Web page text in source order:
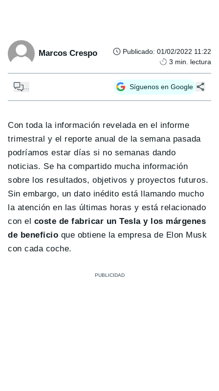
Marcos Crespo Publicado: 01/02/2022 11:22
3 min. lectura
Síguenos en Google
Con toda la información revelada en el informe
trimestral y el reporte anual de la semana pasada
podríamos estar días si no semanas dando
noticias. Se ha compartido mucha información
sobre los resultados, objetivos y proyectos futuros.
Sin embargo, un dato inédito está llamando mucho
la atención en las últimas horas y está relacionado
con el coste de fabricar un Tesla y los márgenes
de beneficio que obtiene la empresa de Elon Musk
con cada coche.